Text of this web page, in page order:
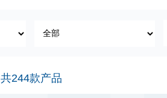
共244款产品